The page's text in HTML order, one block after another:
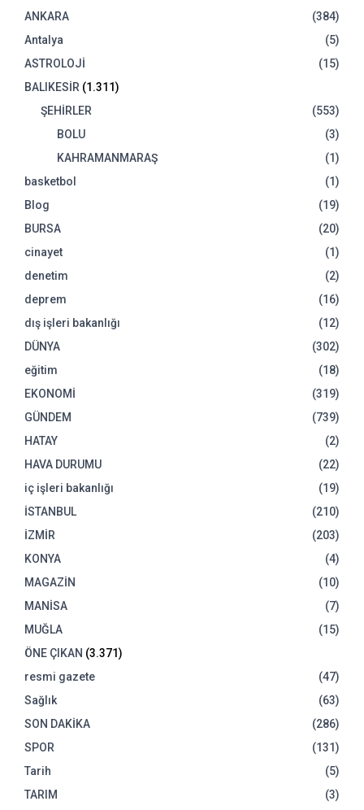
ANKARA
(384)
Antalya
(5)
ASTROLOJİ
(15)
BALIKESİR (1.311)
ŞEHİRLER
(553)
BOLU
(3)
KAHRAMANMARAŞ
(1)
basketbol
(1)
Blog
(19)
BURSA
(20)
cinayet
(1)
denetim
(2)
deprem
(16)
dış işleri bakanlığı
(12)
DÜNYA
(302)
eğitim
(18)
EKONOMİ
(319)
GÜNDEM
(739)
HATAY
(2)
HAVA DURUMU
(22)
iç işleri bakanlığı
(19)
İSTANBUL
(210)
İZMİR
(203)
KONYA
(4)
MAGAZİN
(10)
MANİSA
(7)
MUĞLA
(15)
ÖNE ÇIKAN (3.371)
resmi gazete
(47)
Sağlık
(63)
SON DAKİKA
(286)
SPOR
(131)
Tarih
(5)
TARIM
(3)